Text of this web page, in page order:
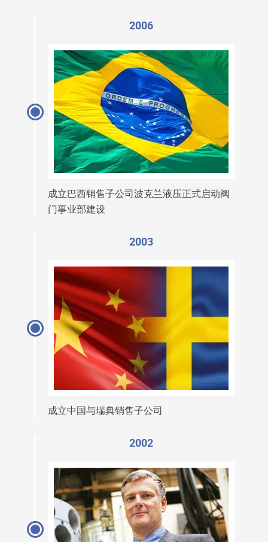
2006
成立巴西销售子公司波克兰液压正式启动阀
门事业部建设
2003
成立中国与瑞典销售子公司
2002